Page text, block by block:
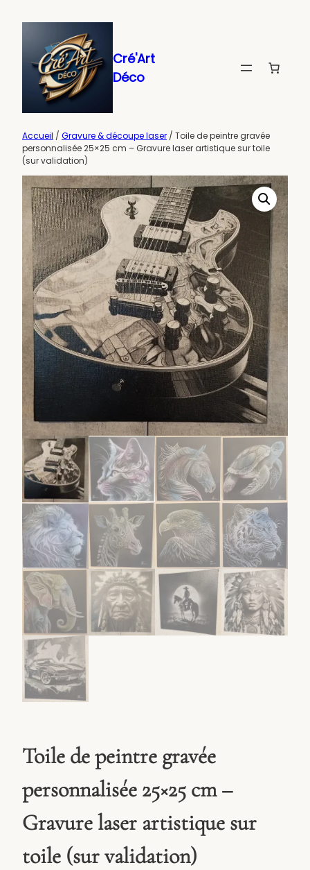
contenu
Cré'Art
Déco
Accueil / Gravure & découpe laser / Toile de peintre gravée
personnalisée 25×25 cm – Gravure laser artistique sur toile
(sur validation)
Toile de peintre gravée
personnalisée 25×25 cm –
Gravure laser artistique sur
toile (sur validation)